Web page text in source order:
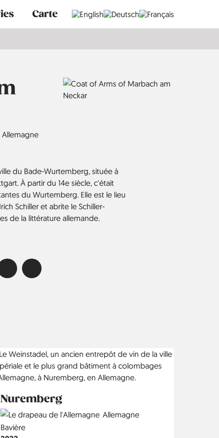
Carte
Allemagne
du Bade-Wurtemberg, située à
À partir du 14e siècle, c'était
du Wurtemberg. Elle est le lieu
Schiller et abrite le Schiller-
de la littérature allemande.
Nuremberg
Country
Allemagne
Région
Bavière